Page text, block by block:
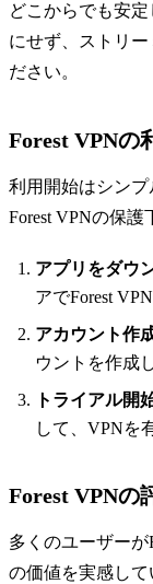
どこからでも安
にせず、ストリ
ださい。
Forest VPNの
利用開始はシン
Forest VPNの保護
アプリをダウ
アでForest
アカウント作
ウントを作成
トライアル開
して、VPNを
Forest VPNの
多くのユーザーが
の価値を実感して